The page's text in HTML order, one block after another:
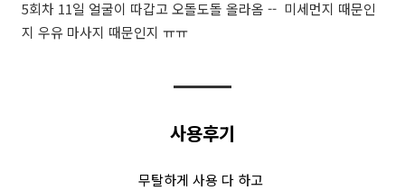
5회차 11일 얼굴이 따갑고 오돌도돌 올라옴 -- 미세먼지 때문인
지 우유 마사지 때문인지 ㅠㅠ
사용후기
무탈하게 사용 다 하고